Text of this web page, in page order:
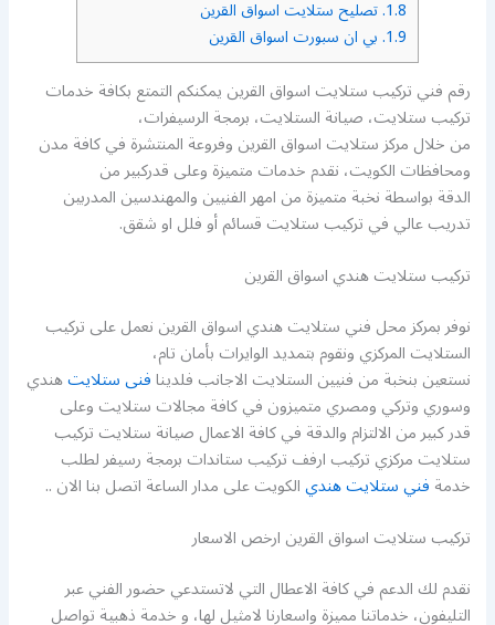
1.8. تصليح ستلايت اسواق القرين
1.9. بي ان سبورت اسواق القرين
رقم فني تركيب ستلايت اسواق القرين يمكنكم التمتع بكافة خدمات
تركيب ستلايت، صيانة الستلايت، برمجة الرسيفرات،
من خلال مركز ستلايت اسواق القرين وفروعة المنتشرة في كافة مدن
ومحافظات الكويت، نقدم خدمات متميزة وعلى قدركبير من
الدقة بواسطة نخبة متميزة من امهر الفنيين والمهندسين المدربين
تدريب عالي في تركيب ستلايت قسائم أو فلل او شقق.
تركيب ستلايت هندي اسواق القرين
نوفر بمركز محل فني ستلايت هندي اسواق القرين نعمل على تركيب
الستلايت المركزي ونقوم بتمديد الوايرات بأمان تام،
نستعين بنخبة من فنيين الستلايت الاجانب فلدينافنى ستلايتهندي
وسوري وتركي ومصري متميزون في كافة مجالات ستلايت وعلى
قدر كبير من الالتزام والدقة في كافة الاعمال صيانة ستلايت تركيب
ستلايت مركزي تركيب ارفف تركيب ستاندات برمجة رسيفر لطلب
خدمةفني ستلايت هنديالكويت على مدار الساعة اتصل بنا الان ..
تركيب ستلايت اسواق القرين ارخص الاسعار
نقدم لك الدعم في كافة الاعطال التي لاتستدعي حضور الفني عبر
التليفون، خدماتنا مميزة واسعارنا لامثيل لها، و خدمة ذهبية تواصل